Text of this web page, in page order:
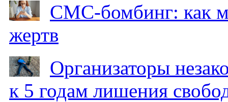
СМС-бомбинг: как
жертв
Организаторы
к 5 годам лишения